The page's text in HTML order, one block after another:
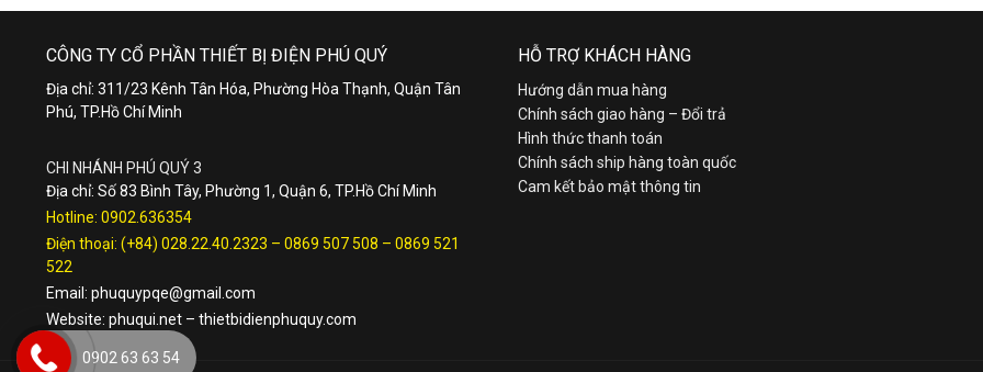
CÔNG TY CỔ PHẦN THIẾT BỊ ĐIỆN PHÚ QUÝ
Địa chỉ: 311/23 Kênh Tân Hóa, Phường Hòa Thạnh, Quận Tân
Phú, TP.Hồ Chí Minh
CHI NHÁNH PHÚ QUÝ 3
Địa chỉ: Số 83 Bình Tây, Phường 1, Quận 6, TP.Hồ Chí Minh
Hotline: 0902.636354
Điện thoại: (+84) 028.22.40.2323 – 0869 507 508 – 0869 521
522
Email: phuquypqe@gmail.com
Website: phuqui.net – thietbidienphuquy.com
HỖ TRỢ KHÁCH HÀNG
Hướng dẫn mua hàng
Chính sách giao hàng – Đổi trả
Hình thức thanh toán
Chính sách ship hàng toàn quốc
Cam kết bảo mật thông tin
0902 63 63 54